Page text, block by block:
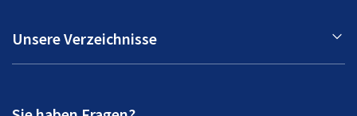
Unsere Verzeichnisse